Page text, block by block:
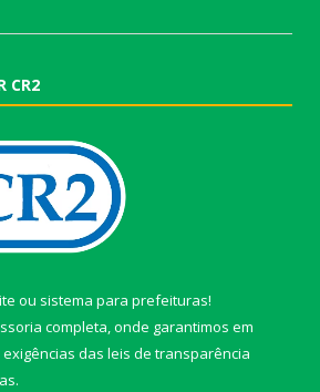
CR2
ou sistema para prefeituras!
completa, onde garantimos em
das leis de transparência